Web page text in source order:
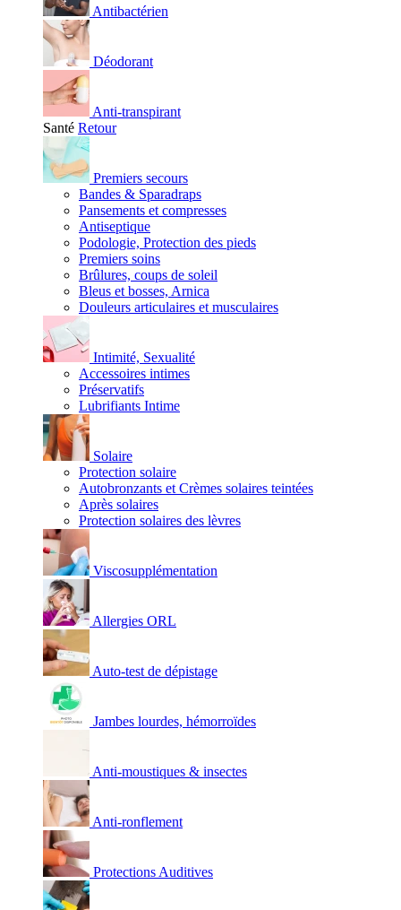
Antibactérien
Déodorant
Anti-transpirant
Santé Retour
Premiers secours
Bandes & Sparadraps
Pansements et compresses
Antiseptique
Podologie, Protection des pieds
Premiers soins
Brûlures, coups de soleil
Bleus et bosses, Arnica
Douleurs articulaires et musculaires
Intimité, Sexualité
Accessoires intimes
Préservatifs
Lubrifiants Intime
Solaire
Protection solaire
Autobronzants et Crèmes solaires teintées
Après solaires
Protection solaires des lèvres
Viscosupplémentation
Allergies ORL
Auto-test de dépistage
Jambes lourdes, hémorroïdes
Anti-moustiques & insectes
Anti-ronflement
Protections Auditives